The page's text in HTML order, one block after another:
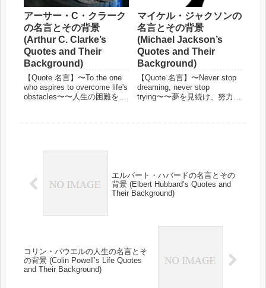
アーサー・C・クラーク
の名言とその背景
(Arthur C. Clarke’s
Quotes and Their
Background)
【Quote 名言】〜To the one
who aspires to overcome life's
obstacles〜〜人生の困難を乗
マイケル・ジャクソンの
名言とその背景
(Michael Jackson’s
Quotes and Their
Background)
【Quote 名言】〜Never stop
dreaming, never stop
trying〜〜夢を見続け、努力を
エルバート・ハバードの名言とその
背景 (Elbert Hubbard’s Quotes and
Their Background)
コリン・パウエルの人生の名言とそ
の背景 (Colin Powell’s Life Quotes
and Their Background)